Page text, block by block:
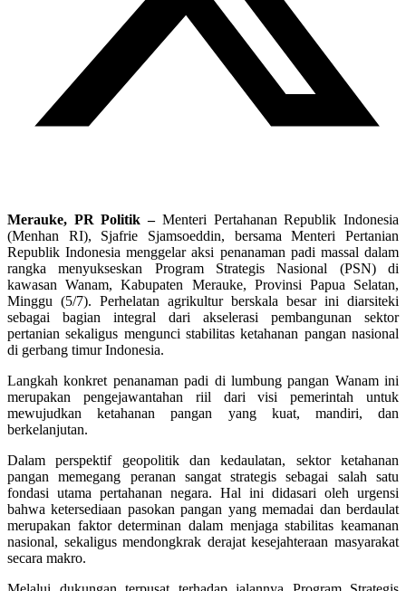
Merauke, PR Politik – Menteri Pertahanan Republik Indonesia
(Menhan RI), Sjafrie Sjamsoeddin, bersama Menteri Pertanian
Republik Indonesia menggelar aksi penanaman padi massal dalam
rangka menyukseskan Program Strategis Nasional (PSN) di
kawasan Wanam, Kabupaten Merauke, Provinsi Papua Selatan,
Minggu (5/7). Perhelatan agrikultur berskala besar ini diarsiteki
sebagai bagian integral dari akselerasi pembangunan sektor
pertanian sekaligus mengunci stabilitas ketahanan pangan nasional
di gerbang timur Indonesia.
Langkah konkret penanaman padi di lumbung pangan Wanam ini
merupakan pengejawantahan riil dari visi pemerintah untuk
mewujudkan ketahanan pangan yang kuat, mandiri, dan
berkelanjutan.
Dalam perspektif geopolitik dan kedaulatan, sektor ketahanan
pangan memegang peranan sangat strategis sebagai salah satu
fondasi utama pertahanan negara. Hal ini didasari oleh urgensi
bahwa ketersediaan pasokan pangan yang memadai dan berdaulat
merupakan faktor determinan dalam menjaga stabilitas keamanan
nasional, sekaligus mendongkrak derajat kesejahteraan masyarakat
secara makro.